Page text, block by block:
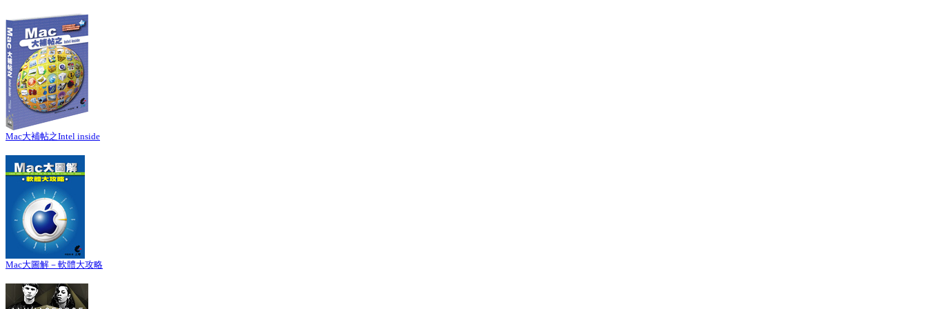
Mac大補帖之Intel inside
Mac大圖解－軟體大攻略